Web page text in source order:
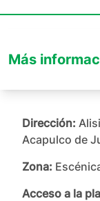
Más
Dirección:
Acapulco de
Zona:
Acceso a la